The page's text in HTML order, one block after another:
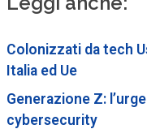
Colonizzati da tech
Italia ed Ue
Generazione Z:
cybersecurity